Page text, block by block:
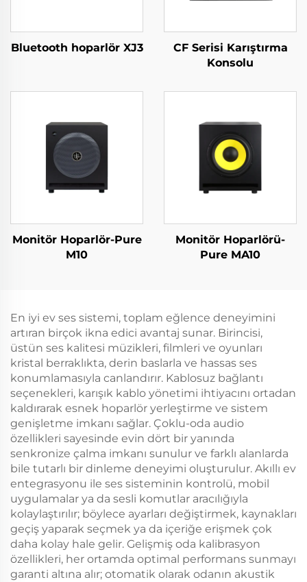
Bluetooth hoparlör XJ3
CF Serisi Karıştırma
Konsolu
Monitör Hoparlör-Pure
M10
Monitör Hoparlörü-
Pure MA10
En iyi ev ses sistemi, toplam eğlence deneyimini
artıran birçok ikna edici avantaj sunar. Birincisi,
üstün ses kalitesi müzikleri, filmleri ve oyunları
kristal berraklıkta, derin baslarla ve hassas ses
konumlamasıyla canlandırır. Kablosuz bağlantı
seçenekleri, karışık kablo yönetimi ihtiyacını ortadan
kaldırarak esnek hoparlör yerleştirme ve sistem
genişletme imkanı sağlar. Çoklu-oda audio
özellikleri sayesinde evin dört bir yanında
senkronize çalma imkanı sunulur ve farklı alanlarda
bile tutarlı bir dinleme deneyimi oluşturulur. Akıllı ev
entegrasyonu ile ses sisteminin kontrolü, mobil
uygulamalar ya da sesli komutlar aracılığıyla
kolaylaştırılır; böylece ayarları değiştirmek, kaynakları
geçiş yaparak seçmek ya da içeriğe erişmek çok
daha kolay hale gelir. Gelişmiş oda kalibrasyon
özellikleri, her ortamda optimal performans sunmayı
garanti altına alır; otomatik olarak odanın akustik